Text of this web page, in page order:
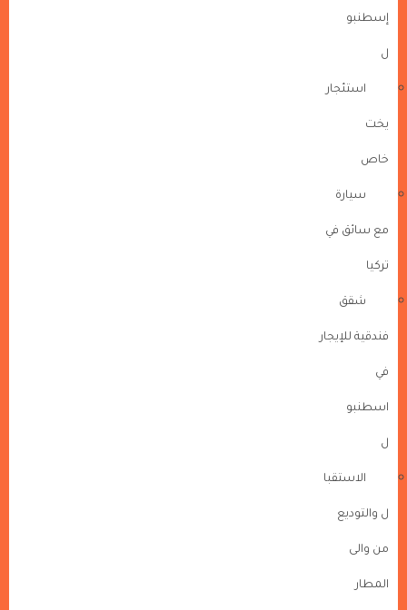
إسطنبو
ل
استئجار
يخت
خاص
سيارة
مع سائق في
تركيا
شقق
فندقية للإيجار
في
اسطنبو
ل
الاستقبا
ل والتوديع
من والى
المطار